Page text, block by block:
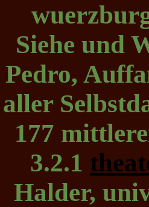
Siehe und
Pedro,
aller
177
3.2.1
Halder,